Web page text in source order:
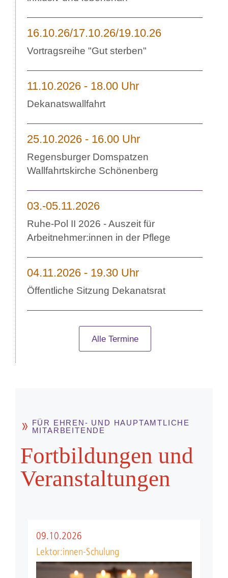
16.10.26/17.10.26/19.10.26
Vortragsreihe "Gut sterben"
11.10.2026 - 18.00 Uhr
Dekanatswallfahrt
25.10.2026 - 16.00 Uhr
Regensburger Domspatzen
Wallfahrtskirche Schönenberg
03.-05.11.2026
Ruhe-Pol II 2026 - Auszeit für
Arbeitnehmer:innen in der Pflege
04.11.2026 - 19.30 Uhr
Öffentliche Sitzung Dekanatsrat
Alle Termine
FÜR EHREN- UND HAUPTAMTLICHE
MITARBEITENDE
Fort­bild­ungen und
Ver­anstal­tungen